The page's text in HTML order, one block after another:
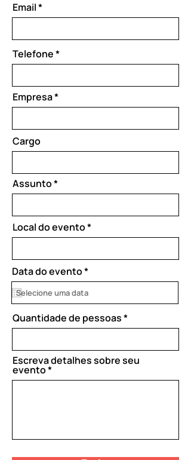
Email
Telefone
Empresa
Cargo
Assunto
Local do evento
Data do evento*r
e
q
u
r
e
Quantidade de pessoas
Escreva detalhes sobre seu
evento